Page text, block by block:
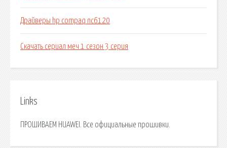
Драйверы hp compaq nc6120
Скачать сериал меч 1 сезон 3 серия
Links
ПРОШИВАЕМ HUAWEI. Все официальные прошивки.